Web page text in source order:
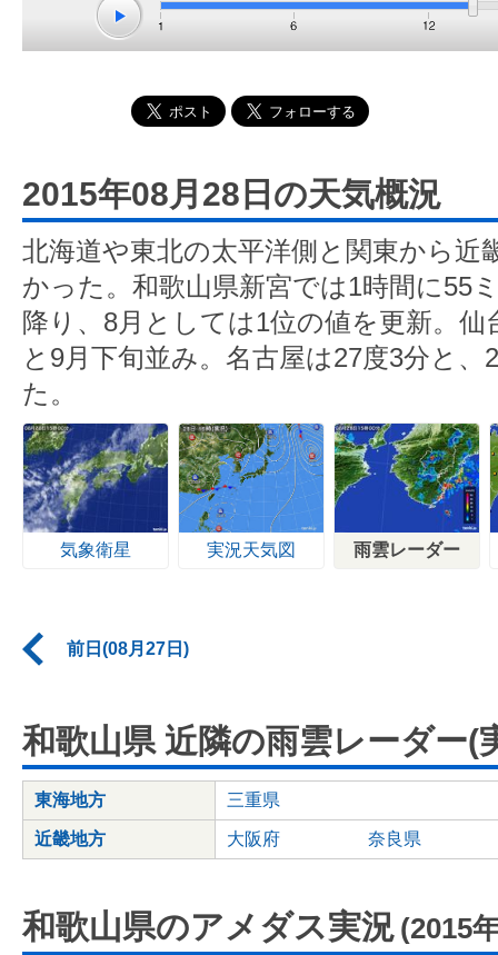
2015年08月28日の天気概況
北海道や東北の太平洋側と関東から近
かった。和歌山県新宮では1時間に55
降り、8月としては1位の値を更新。仙
と9月下旬並み。名古屋は27度3分と
た。
気象衛星 実況天気図 雨雲レーダー
前日(08月27日)
和歌山県 近隣の雨雲レーダー(
東海地方 三重県
近畿地方 大阪府 奈良県
和歌山県のアメダス実況 (2015